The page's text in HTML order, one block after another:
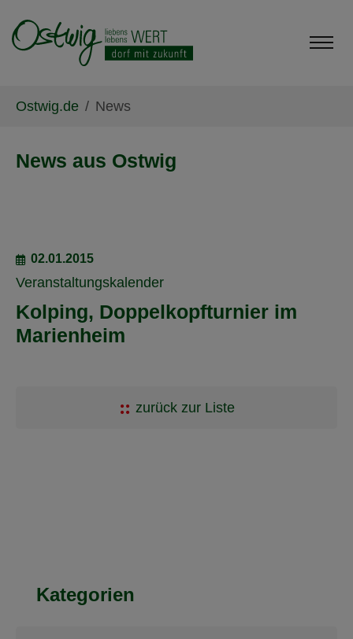
Ostwig.de News
News aus Ostwig
02.01.2015
Veranstaltungskalender
Kolping, Doppelkopfturnier im
Marienheim
zurück zur Liste
Kategorien